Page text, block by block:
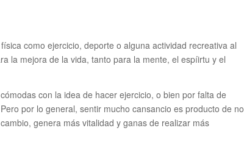
como ejercicio, deporte o alguna actividad recreativa al
la mejora de la vida, tanto para la mente, el espíirtu y el
con la idea de hacer ejercicio, o bien por falta de
por lo general, sentir mucho cansancio es producto de no
genera más vitalidad y ganas de realizar más